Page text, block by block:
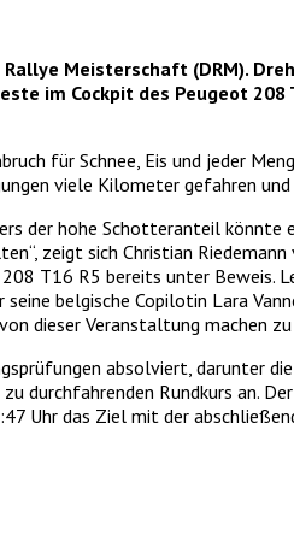
Meisterschaft (DRM).
im Cockpit des Peugeot
für Schnee, Eis und jeder
viele Kilometer gefahren
der hohe Schotteranteil könnte
zeigt sich Christian
T16 R5 bereits unter Beweis.
belgische Copilotin Lara
dieser Veranstaltung machen zu
absolviert, darunter
durchfahrenden Rundkurs an.
Uhr das Ziel mit der